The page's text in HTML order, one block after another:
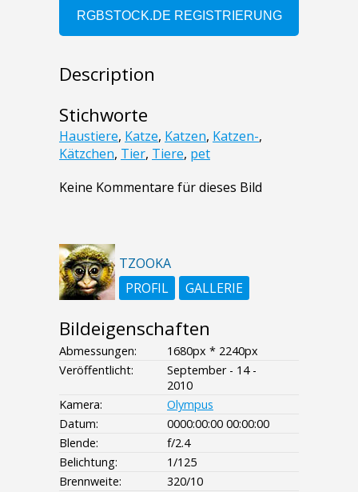
Description
Stichworte
Haustiere, Katze, Katzen, Katzen-,
Kätzchen, Tier, Tiere, pet
Keine Kommentare für dieses Bild
TZOOKA
PROFIL
GALLERIE
Bildeigenschaften
Abmessungen:
1680px * 2240px
Veröffentlicht:
September - 14 -
2010
Kamera:
Olympus
Datum:
0000:00:00 00:00:00
Blende:
f/2.4
Belichtung:
1/125
Brennweite:
320/10